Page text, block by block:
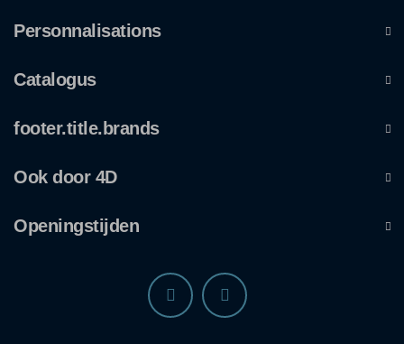
Personnalisations
Catalogus
footer.title.brands
Ook door 4D
Openingstijden